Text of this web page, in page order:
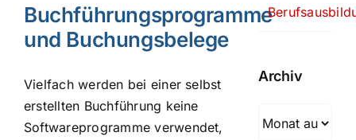
Buchführungsprogramme
und Buchungsbelege
Vielfach werden bei einer selbst
erstellten Buchführung keine
Softwareprogramme verwendet,
Archiv